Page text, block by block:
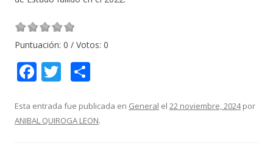
Puntuación: 0 / Votos: 0
F
ac
e
b
T
w
itt
er
m
p
Esta entrada fue publicada en General el 22 noviembre, 2024por
ANIBAL QUIROGA LEON.